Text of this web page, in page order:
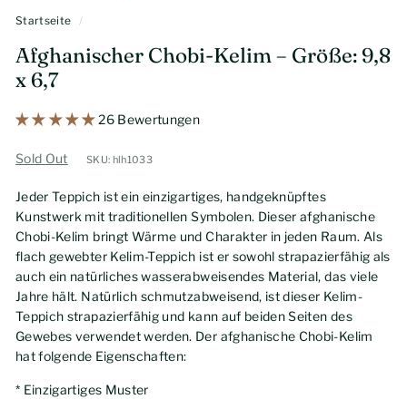
Startseite /
Afghanischer Chobi-Kelim – Größe: 9,8
x 6,7
26 Bewertungen
Sold Out SKU: hlh1033
Jeder Teppich ist ein einzigartiges, handgeknüpftes
Kunstwerk mit traditionellen Symbolen. Dieser afghanische
Chobi-Kelim bringt Wärme und Charakter in jeden Raum. Als
flach gewebter Kelim-Teppich ist er sowohl strapazierfähig als
auch ein natürliches wasserabweisendes Material, das viele
Jahre hält. Natürlich schmutzabweisend, ist dieser Kelim-
Teppich strapazierfähig und kann auf beiden Seiten des
Gewebes verwendet werden. Der afghanische Chobi-Kelim
hat folgende Eigenschaften:
* Einzigartiges Muster